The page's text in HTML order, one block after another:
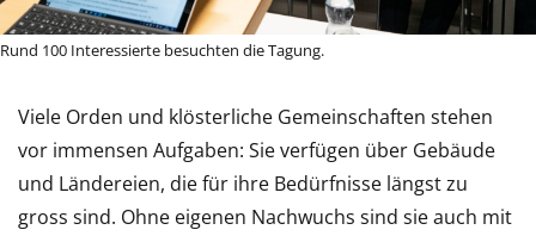
Rund 100 Interessierte besuchten die Tagung.
Viele Orden und klösterliche Gemeinschaften stehen
vor immensen Aufgaben: Sie verfügen über Gebäude
und Ländereien, die für ihre Bedürfnisse längst zu
gross sind. Ohne eigenen Nachwuchs sind sie auch mit